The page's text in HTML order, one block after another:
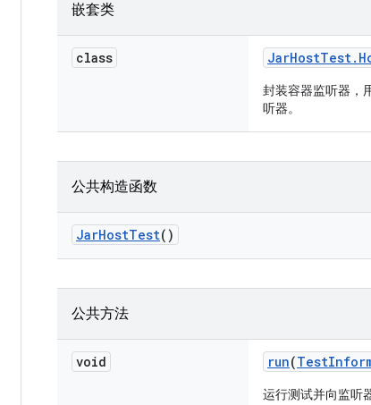
嵌套类
class JarHostTest.
封装容器监听器，
听器。
公共构造函数
JarHostTest()
公共方法
void run(Test
运行测试并向监听